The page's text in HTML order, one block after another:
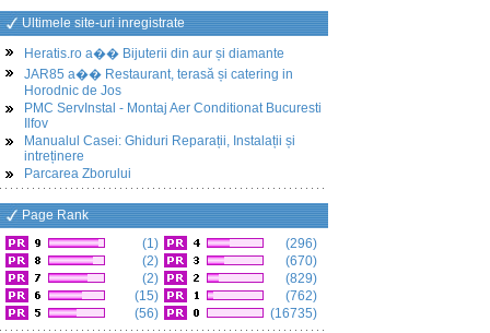
Ultimele site-uri inregistrate
Heratis.ro a�� Bijuterii din aur și diamante
JAR85 a�� Restaurant, terasă și catering in
Horodnic de Jos
PMC ServInstal - Montaj Aer Conditionat Bucuresti
Ilfov
Manualul Casei: Ghiduri Reparații, Instalații și
intreținere
Parcarea Zborului
Page Rank
(1)
(2)
(2)
(15)
(56)
(296)
(670)
(829)
(762)
(16735)